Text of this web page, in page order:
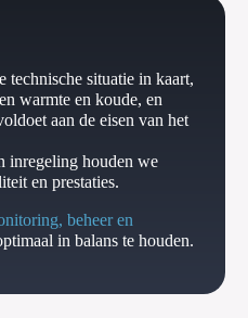
technische situatie in kaart,
warmte en koude, en
aan de eisen van het
inregeling houden we
en prestaties.
beheer en
in balans te houden.